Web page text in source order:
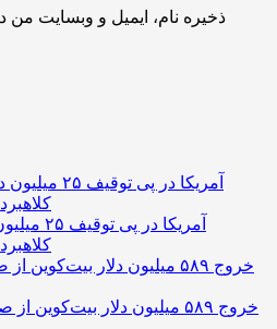
ذخیره نام، ایمیل و وبسایت من
آمریکا
خروج ۵۸۹ میلیون دلار